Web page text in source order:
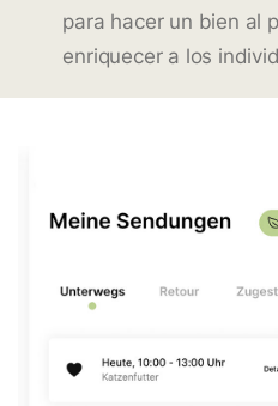
para hacer un bien al
enriquecer a los